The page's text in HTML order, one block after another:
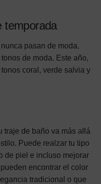
temporada
pasan de moda,
de moda. Este año,
coral, verde salvia y
traje de baño va más allá
Puede realzar tu tipo
de piel e incluso mejorar
encontrar el color
tradicional o que